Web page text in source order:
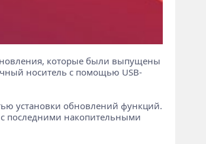
которые были выпущены
носитель с помощью USB-
установки обновлений функций.
с последними накопительными